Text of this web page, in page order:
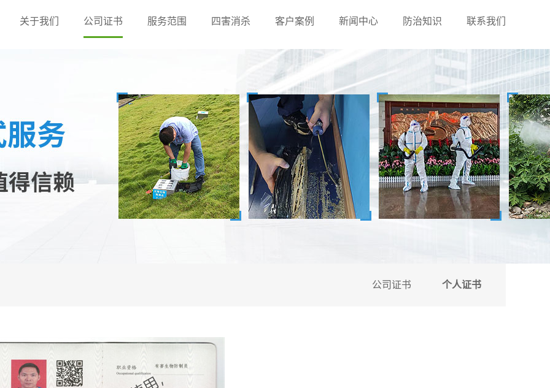
关于我们 公司证书 服务范围 四害消杀 客户案例 新闻中心 防治知识 联系我们
公司证书 个人证书